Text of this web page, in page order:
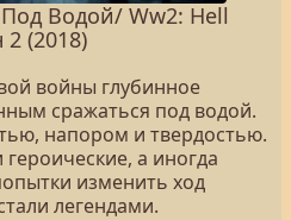
Водой/ Ww2: Hell
(2018)
войны глубинное
сражаться под водой.
напором и твердостью.
а иногда
изменить ход
легендами.